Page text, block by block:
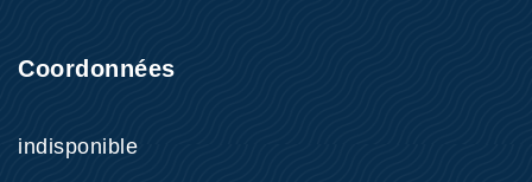
Coordonnées
indisponible